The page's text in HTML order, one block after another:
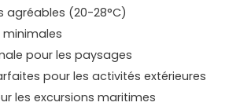
agréables (20-28°C)
pour les paysages
pour les activités extérieures
les excursions maritimes